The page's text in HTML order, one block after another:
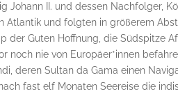
Johann II. und dessen Nachfolger,
Atlantik und folgten in größerem
der Guten Hoffnung, die Südspitze
noch nie von Europäer*innen
deren Sultan da Gama einen
fast elf Monaten Seereise die